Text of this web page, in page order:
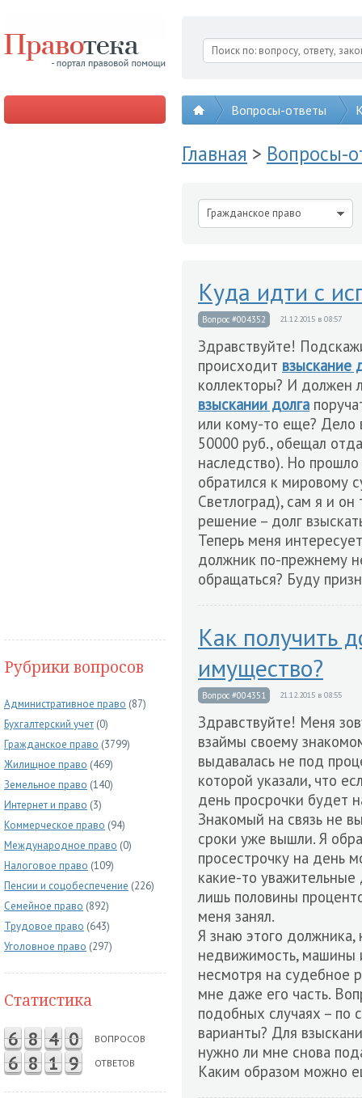
Вопросы-ответы
Рубрики вопросов
Административное право (87)
Бухгалтерский учет (0)
Гражданское право (3799)
Жилищное право (469)
Земельное право (140)
Интернет и право (3)
Коммерческое право (94)
Международное право (0)
Налоговое право (109)
Пенсии и соцобеспечение (226)
Семейное право (892)
Трудовое право (643)
Уголовное право (297)
Статистика
6 8 4 0 ВОПРОСОВ
6 8 1 9 ОТВЕТОВ
Главная > Вопросы-
Гражданское право
Куда идти с
Вопрос #004352 21.12.2015 в 08:57
Здравствуйте!
происходит взыскание
коллекторы? И должен
взыскании долга
или кому-то еще?
50000 руб., обещал
наследство). Но
обратился к мировому
Светлоград), сам я и
решение – долг
Теперь меня
должник по-прежнему
обращаться? Буду
Как получить
имущество?
Вопрос #004351 21.12.2015 в 08:55
Здравствуйте! Меня
взаймы своему
выдавалась не под
которой указали, что
день просрочки будет
Знакомый на связь не
сроки уже вышли. Я
просестрочку на день
какие-то
лишь половины
меня занял.
Я знаю этого
недвижимость, машины
несмотря на судебное
мне даже его часть.
подобных случаях – по
варианты? Для
нужно ли мне снова
Каким образом можно